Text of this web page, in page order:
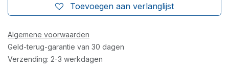
Toevoegen aan verlanglijst
Algemene voorwaarden
Geld-terug-garantie van 30 dagen
Verzending: 2-3 werkdagen